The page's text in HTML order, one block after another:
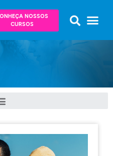
NOSSOS
CURSOS